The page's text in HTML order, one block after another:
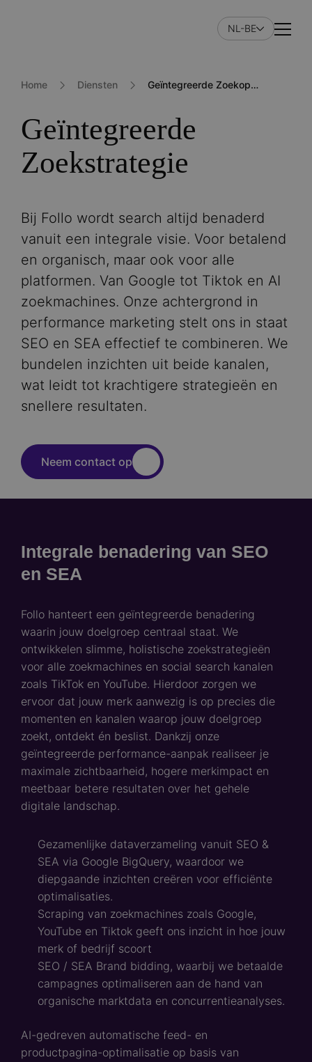
NL-BE
Home Diensten Geïntegreerde Zoekopdracht
Geïntegreerde
Zoekstrategie
Bij Follo wordt search altijd benaderd
vanuit een integrale visie. Voor betalend
en organisch, maar ook voor alle
platformen. Van Google tot Tiktok en AI
zoekmachines. Onze achtergrond in
performance marketing stelt ons in staat
SEO en SEA effectief te combineren. We
bundelen inzichten uit beide kanalen,
wat leidt tot krachtigere strategieën en
snellere resultaten.
Neem contact op
Integrale benadering van SEO
en SEA
Follo hanteert een geïntegreerde benadering
waarin jouw doelgroep centraal staat. We
ontwikkelen slimme, holistische zoekstrategieën
voor alle zoekmachines en social search kanalen
zoals TikTok en YouTube. Hierdoor zorgen we
ervoor dat jouw merk aanwezig is op precies die
momenten en kanalen waarop jouw doelgroep
zoekt, ontdekt én beslist. Dankzij onze
geïntegreerde performance-aanpak realiseer je
maximale zichtbaarheid, hogere merkimpact en
meetbaar betere resultaten over het gehele
digitale landschap.
Gezamenlijke dataverzameling vanuit SEO &
SEA via Google BigQuery, waardoor we
diepgaande inzichten creëren voor efficiënte
optimalisaties.
Scraping van zoekmachines zoals Google,
YouTube en Tiktok geeft ons inzicht in hoe jouw
merk of bedrijf scoort
SEO / SEA Brand bidding, waarbij we betaalde
campagnes optimaliseren aan de hand van
organische marktdata en concurrentieanalyses.
AI-gedreven automatische feed- en
productpagina-optimalisatie op basis van